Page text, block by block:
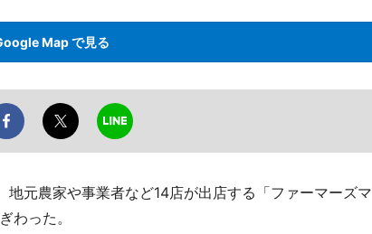
Map で見る
元農家や事業者など14店が出店する「ファーマーズマ
わった。